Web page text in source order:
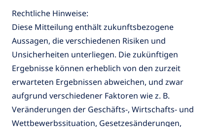
Rechtliche Hinweise:
Diese Mitteilung enthält zukunftsbezogene
Aussagen, die verschiedenen Risiken und
Unsicherheiten unterliegen. Die zukünftigen
Ergebnisse können erheblich von den zurzeit
erwarteten Ergebnissen abweichen, und zwar
aufgrund verschiedener Faktoren wie z. B.
Veränderungen der Geschäfts-, Wirtschafts- und
Wettbewerbssituation, Gesetzesänderungen,